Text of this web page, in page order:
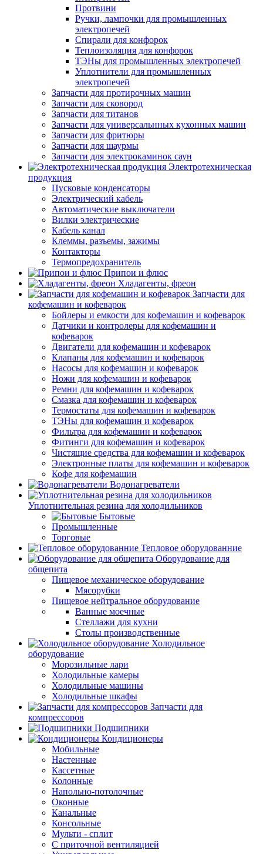
Протвини
Ручки, лампочки для промышленных
электропечей
Спирали для конфорок
Теплоизоляция для конфорок
ТЭНы для промышленных электропечей
Уплотнители для промышленных
электропечей
Запчасти для протирочных машин
Запчасти для сковород
Запчасти для титанов
Запчасти для универсальнных кухонных машин
Запчасти для фритюры
Запчасти для шаурмы
Запчасти для электрокаминок саун
Электротехническая
продукция
Пусковые конденсаторы
Электрический кабель
Автоматические выключатели
Вилки электрические
Кабель канал
Клеммы, разъемы, зажимы
Контакторы
Термопредохранитель
Припои и флюс
Хладагенты, фреон
Запчасти для
кофемашин и кофеварок
Бойлеры и емкости для кофемашин и кофеварок
Датчики и контролеры для кофемашин и
кофеварок
Двигатели для кофемашин и кофеварок
Клапаны для кофемашин и кофеварок
Насосы для кофемашин и кофеварок
Ножи для кофемашин и кофеварок
Ремни для кофемашин и кофеварок
Смазка для кофемашин и кофеварок
Термостаты для кофемашин и кофеварок
ТЭНы для кофемашин и кофеварок
Фильтра для кофемашин и кофеварок
Фитинги для кофемашин и кофеварок
Чистящие средства для кофемашин и кофеварок
Электронные платы для кофемашин и кофеварок
Кофе для кофемашин
Водонагреватели
Уплотнительная резина для холодильников
Бытовые
Промышленные
Торговые
Тепловое оборудованние
Оборудование для
общепита
Пищевое механическое оборудование
Мясорубки
Пищевое нейтральное оборудование
Ванные моечные
Стеллажи для кухни
Столы производственные
Холодильное
оборудование
Морозильные лари
Холодильные камеры
Холодильные машины
Холодильные шкафы
Запчасти для
компрессоров
Подшипники
Кондиционеры
Мобильные
Настенные
Кассетные
Колонные
Напольно-потолочные
Оконные
Канальные
Консольные
Мульти - сплит
С приточной вентиляцией